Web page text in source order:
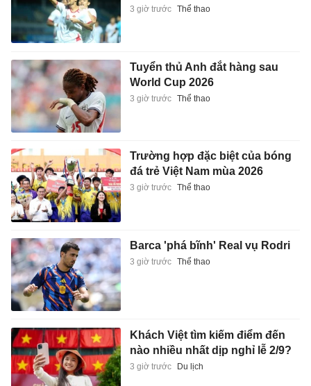
3 giờ trước Thể thao
Tuyển thủ Anh đắt hàng sau
World Cup 2026
3 giờ trước Thể thao
Trường hợp đặc biệt của bóng
đá trẻ Việt Nam mùa 2026
3 giờ trước Thể thao
Barca 'phá bĩnh' Real vụ Rodri
3 giờ trước Thể thao
Khách Việt tìm kiếm điểm đến
nào nhiều nhất dịp nghỉ lễ 2/9?
3 giờ trước Du lịch